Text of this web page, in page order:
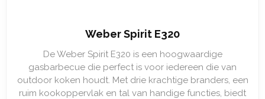
Weber Spirit E320
De Weber Spirit E320 is een hoogwaardige
gasbarbecue die perfect is voor iedereen die van
outdoor koken houdt. Met drie krachtige branders, een
ruim kookoppervlak en tal van handige functies, biedt